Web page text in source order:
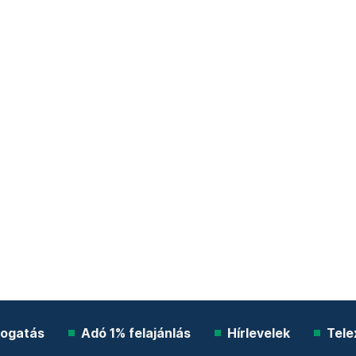
Adó 1% felajánlás Hírlevelek